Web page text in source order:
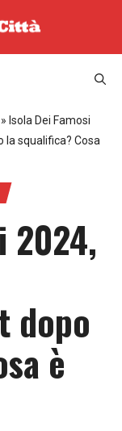
» Isola Dei Famosi
la squalifica? Cosa
2024,
dopo
è